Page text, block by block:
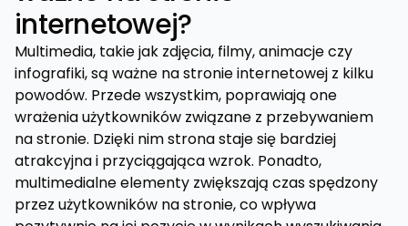
internetowej?
Multimedia, takie jak zdjęcia, filmy, animacje czy
infografiki, są ważne na stronie internetowej z kilku
powodów. Przede wszystkim, poprawiają one
wrażenia użytkowników związane z przebywaniem
na stronie. Dzięki nim strona staje się bardziej
atrakcyjna i przyciągająca wzrok. Ponadto,
multimedialne elementy zwiększają czas spędzony
przez użytkowników na stronie, co wpływa